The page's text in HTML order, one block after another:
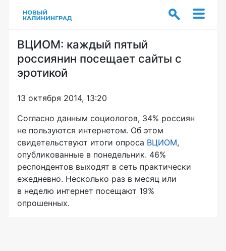
ВЦИОМ: каждый пятый
россиянин посещает сайты с
эротикой
13 октября 2014, 13:20
Согласно данным социологов, 34% россиян
не пользуются интернетом. Об этом
свидетельствуют итоги опроса ВЦИОМ,
опубликованные в понедельник. 46%
респондентов выходят в сеть практически
ежедневно. Несколько раз в месяц или
в неделю интернет посещают 19%
опрошенных.